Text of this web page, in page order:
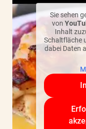
Sie sehen
von
Inhalt
Schaltfläche
dabei Daten